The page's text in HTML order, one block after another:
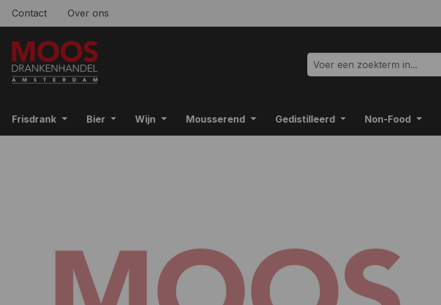
naar de hoofdinhoud
Ga naar de zoekopdracht
Ga naar de hoofdnavigatie
Contact Over ons
Frisdrank Bier Wijn Mousserend Gedistilleerd Non-Food